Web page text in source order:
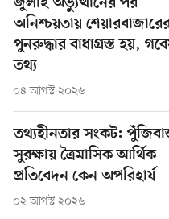
জুলাই অভ্যুত্থানের পর
অনিশ্চয়তায়
পুনরুদ্ধার বাধাগ্রস্ত হয়,
তথ্য
০৪ আগস্ট ২০২৬
তথ্যহীনতার সংকট:
সুরক্ষায় ত্রৈমাসিক আর্থিক
প্রতিবেদন কেন অপরিহার্য
০২ আগস্ট ২০২৬